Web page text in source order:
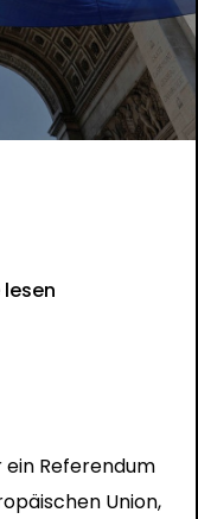
lesen
Referendum
Union,